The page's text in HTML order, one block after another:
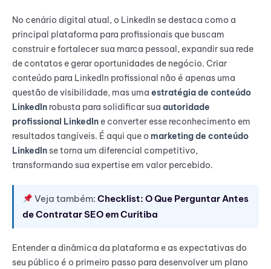
No cenário digital atual, o LinkedIn se destaca como a
principal plataforma para profissionais que buscam
construir e fortalecer sua marca pessoal, expandir sua rede
de contatos e gerar oportunidades de negócio. Criar
conteúdo para LinkedIn profissional não é apenas uma
questão de visibilidade, mas uma estratégia de conteúdo
LinkedIn robusta para solidificar sua autoridade
profissional LinkedIn e converter esse reconhecimento em
resultados tangíveis. É aqui que o marketing de conteúdo
LinkedIn se torna um diferencial competitivo,
transformando sua expertise em valor percebido.
Veja também:Checklist: O Que Perguntar Antes
de Contratar SEO em Curitiba
Entender a dinâmica da plataforma e as expectativas do
seu público é o primeiro passo para desenvolver um plano